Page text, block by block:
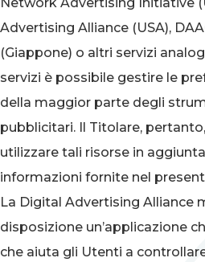
Advertising Alliance (USA),
(Giappone) o altri servizi
servizi è possibile gestire le
della maggior parte degli
pubblicitari. Il Titolare,
utilizzare tali risorse in
informazioni fornite nel
La Digital Advertising Alliance
disposizione un’applicazione
che aiuta gli Utenti a